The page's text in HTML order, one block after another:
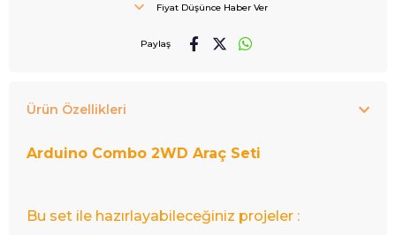
Fiyat Düşünce Haber Ver
Paylaş
Ürün Özellikleri
Arduino Combo 2WD Araç Seti
Bu set ile hazırlayabileceğiniz projeler :